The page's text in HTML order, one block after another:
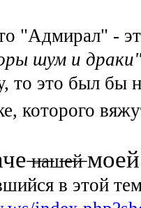
"Адмирал" -
шум и драки"
то это был бы
которого
̶н̶а̶ш̶е̶й̶
в этой